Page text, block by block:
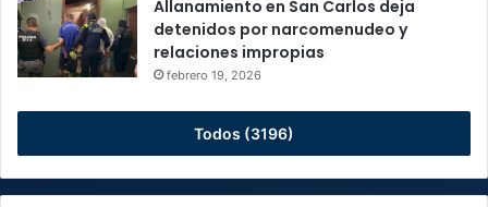
Allanamiento en San Carlos deja
detenidos por narcomenudeo y
relaciones impropias
febrero 19, 2026
Todos (3196)